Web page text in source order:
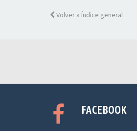
Volver a Índice general
FACEBOOK